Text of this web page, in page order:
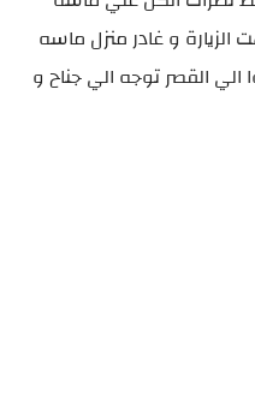
و غادر منزل ماسه
القصر توجه الي جناح و